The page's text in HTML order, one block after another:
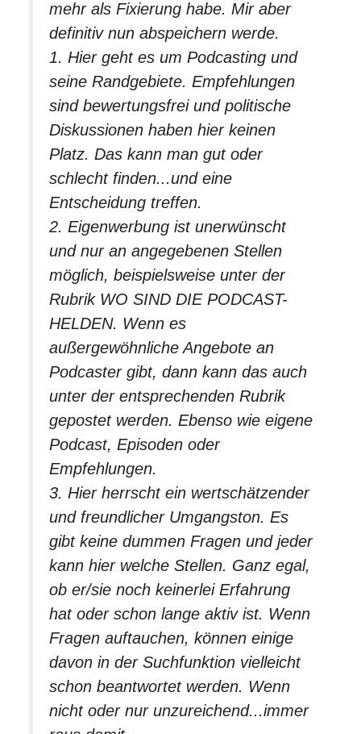
mehr als Fixierung habe. Mir aber
definitiv nun abspeichern werde.
1. Hier geht es um Podcasting und
seine Randgebiete. Empfehlungen
sind bewertungsfrei und politische
Diskussionen haben hier keinen
Platz. Das kann man gut oder
schlecht finden...und eine
Entscheidung treffen.
2. Eigenwerbung ist unerwünscht
und nur an angegebenen Stellen
möglich, beispielsweise unter der
Rubrik WO SIND DIE PODCAST-
HELDEN. Wenn es
außergewöhnliche Angebote an
Podcaster gibt, dann kann das auch
unter der entsprechenden Rubrik
gepostet werden. Ebenso wie eigene
Podcast, Episoden oder
Empfehlungen.
3. Hier herrscht ein wertschätzender
und freundlicher Umgangston. Es
gibt keine dummen Fragen und jeder
kann hier welche Stellen. Ganz egal,
ob er/sie noch keinerlei Erfahrung
hat oder schon lange aktiv ist. Wenn
Fragen auftauchen, können einige
davon in der Suchfunktion vielleicht
schon beantwortet werden. Wenn
nicht oder nur unzureichend...immer